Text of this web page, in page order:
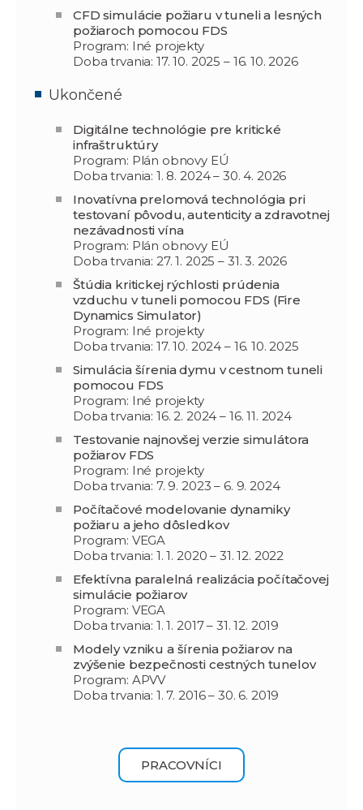
CFD simulácie požiaru v tuneli a lesných
požiaroch pomocou FDS
Program: Iné projekty
Doba trvania: 17. 10. 2025 – 16. 10. 2026
Ukončené
Digitálne technológie pre kritické
infraštruktúry
Program: Plán obnovy EÚ
Doba trvania: 1. 8. 2024 – 30. 4. 2026
Inovatívna prelomová technológia pri
testovaní pôvodu, autenticity a zdravotnej
nezávadnosti vína
Program: Plán obnovy EÚ
Doba trvania: 27. 1. 2025 – 31. 3. 2026
Štúdia kritickej rýchlosti prúdenia
vzduchu v tuneli pomocou FDS (Fire
Dynamics Simulator)
Program: Iné projekty
Doba trvania: 17. 10. 2024 – 16. 10. 2025
Simulácia šírenia dymu v cestnom tuneli
pomocou FDS
Program: Iné projekty
Doba trvania: 16. 2. 2024 – 16. 11. 2024
Testovanie najnovšej verzie simulátora
požiarov FDS
Program: Iné projekty
Doba trvania: 7. 9. 2023 – 6. 9. 2024
Počítačové modelovanie dynamiky
požiaru a jeho dôsledkov
Program: VEGA
Doba trvania: 1. 1. 2020 – 31. 12. 2022
Efektívna paralelná realizácia počítačovej
simulácie požiarov
Program: VEGA
Doba trvania: 1. 1. 2017 – 31. 12. 2019
Modely vzniku a šírenia požiarov na
zvýšenie bezpečnosti cestných tunelov
Program: APVV
Doba trvania: 1. 7. 2016 – 30. 6. 2019
PRACOVNÍCI